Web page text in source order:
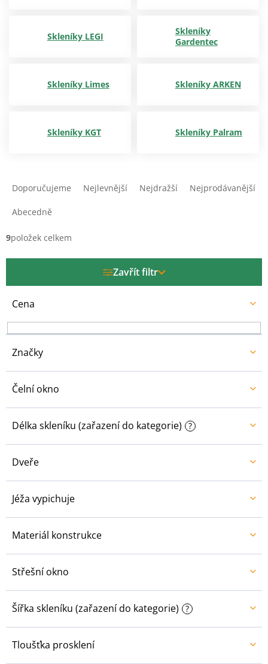
Skleníky LEGI
Skleníky
Gardentec
Skleníky Limes Skleníky ARKEN
Skleníky KGT Skleníky Palram
í
k
t
Doporučujeme Nejlevnější Nejdražší Nejprodávanější
Abecedně
9položek celkem
Zavřít filtr
Cena
Značky
Čelní okno
Délka skleníku (zařazení do kategorie) ?
Dveře
Jéža vypichuje
Materiál konstrukce
Střešní okno
Šířka skleníku (zařazení do kategorie) ?
Tloušťka prosklení